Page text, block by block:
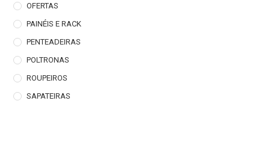
OFERTAS
PAINÉIS E RACK
PENTEADEIRAS
POLTRONAS
ROUPEIROS
SAPATEIRAS